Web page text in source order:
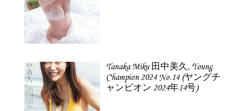
Tanaka Miku 田中美久, Young
Champion 2024 No.14 (ヤングチ
ャンピオン 2024年14号)